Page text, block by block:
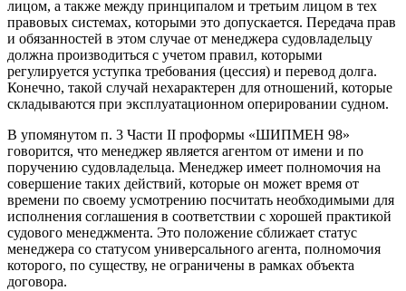
лицом, а также между принципалом и третьим лицом в тех
правовых системах, которыми это допускается. Передача прав
и обязанностей в этом случае от менеджера судовладельцу
должна производиться с учетом правил, которыми
регулируется уступка требования (цессия) и перевод долга.
Конечно, такой случай нехарактерен для отношений, которые
складываются при эксплуатационном оперировании судном.
В упомянутом п. 3 Части II проформы «ШИПМЕН 98»
говорится, что менеджер является агентом от имени и по
поручению судовладельца. Менеджер имеет полномочия на
совершение таких действий, которые он может время от
времени по своему усмотрению посчитать необходимыми для
исполнения соглашения в соответствии с хорошей практикой
судового менеджмента. Это положение сближает статус
менеджера со статусом универсального агента, полномочия
которого, по существу, не ограничены в рамках объекта
договора.